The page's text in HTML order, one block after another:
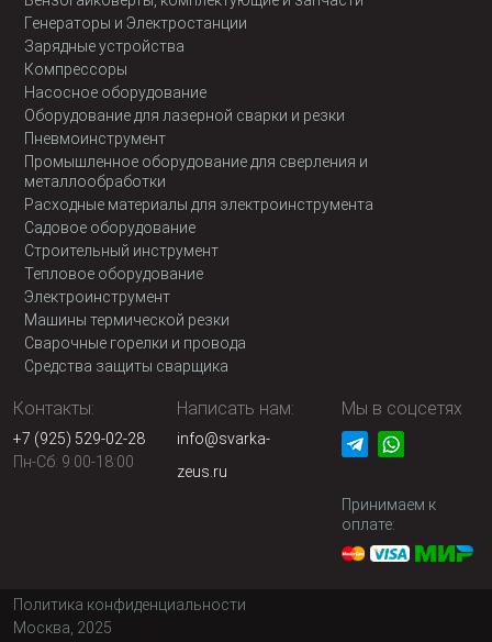
Генераторы и Электростанции
Зарядные устройства
Компрессоры
Насосное оборудование
Оборудование для лазерной сварки и резки
Пневмоинструмент
Промышленное оборудование для сверления и
металлообработки
Расходные материалы для электроинструмента
Садовое оборудование
Строительный инструмент
Тепловое оборудование
Электроинструмент
Машины термической резки
Сварочные горелки и провода
Средства защиты сварщика
Контакты:
+7 (925) 529-02-28
Пн-Сб: 9:00-18:00
Написать нам:
info@svarka-
zeus.ru
Мы в соцсетях
Принимаем к
оплате:
Политика конфиденциальности
Москва, 2025